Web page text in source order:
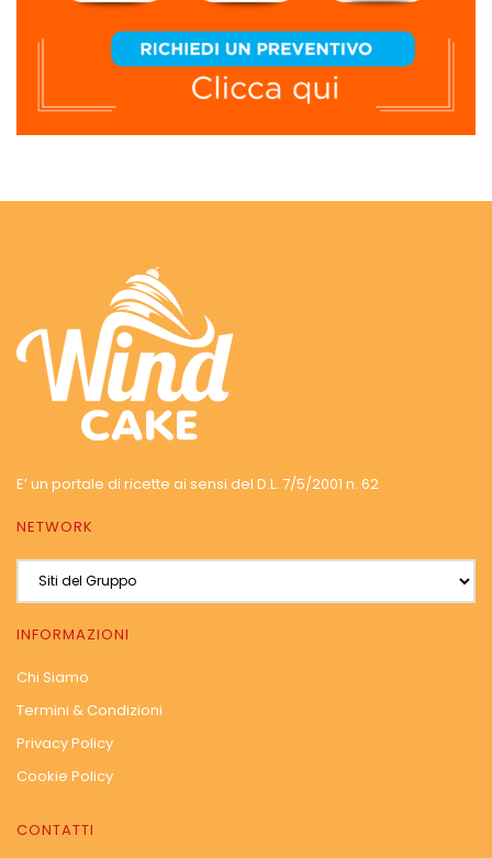
E’ un portale di ricette ai sensi del D.L. 7/5/2001 n. 62
NETWORK
INFORMAZIONI
Chi Siamo
Termini & Condizioni
Privacy Policy
Cookie Policy
CONTATTI